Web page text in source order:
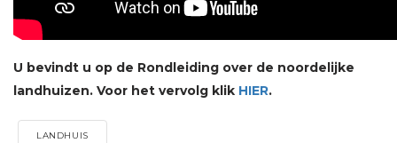
U bevindt u op de Rondleiding over de noordelijke
landhuizen. Voor het vervolg klik HIER.
LANDHUIS